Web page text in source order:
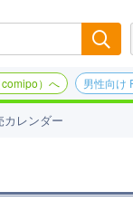
）へ 男性向け
カレンダー